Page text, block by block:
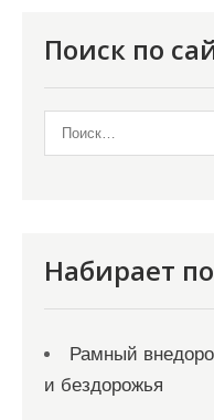
Поиск по
Набирает
Рамный
и бездорожья